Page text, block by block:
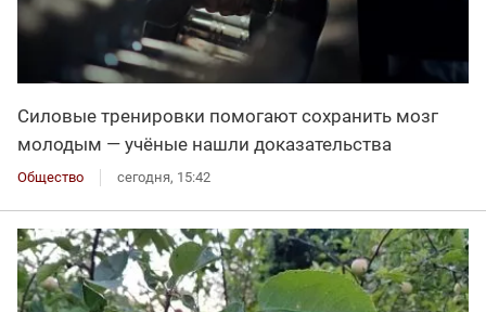
Силовые тренировки помогают сохранить мозг
молодым — учёные нашли доказательства
Общество сегодня, 15:42